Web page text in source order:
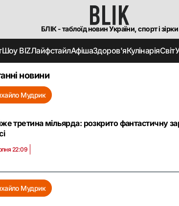
БЛІК - таблоїд новин України, спорт і зірки
Шоу BIZЛайфстайлАфішаЗдоров'яКулінаріяСвіт
новини
Мудрик
третина мільярда: розкрито фантастичну
22:09
Мудрик